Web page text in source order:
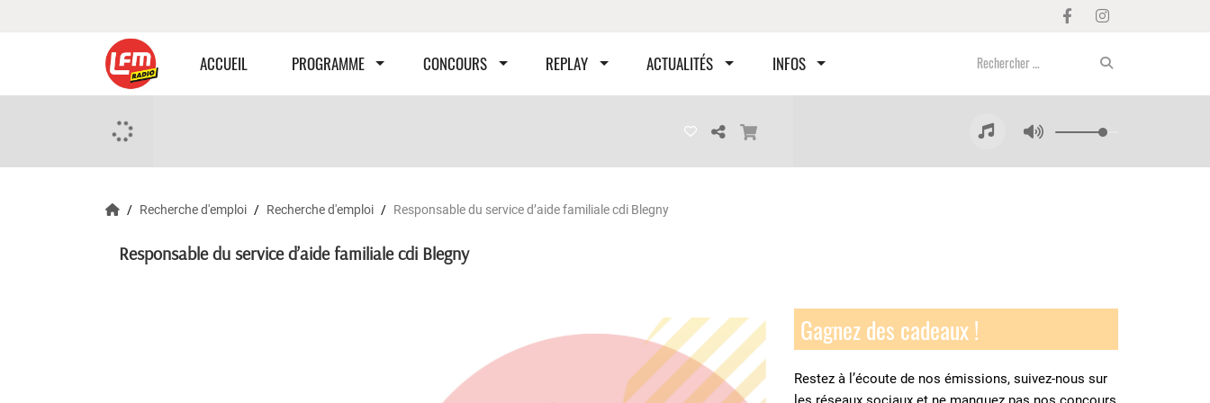
ACCUEIL PROGRAMME CONCOURS REPLAY ACTUALITÉS INFOS
Recherche d'emploi Recherche d'emploi Responsable du service d’aide familiale cdi Blegny
Responsable du service d’aide familiale cdi Blegny
Gagnez des cadeaux !
Restez à l’écoute de nos émissions, suivez-nous sur